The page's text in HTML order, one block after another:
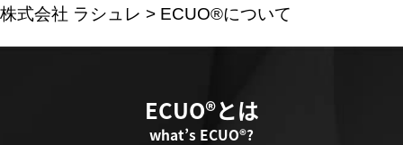
株式会社 ラシュレ > ECUO®について
ECUO®とは
what’s ECUO®?